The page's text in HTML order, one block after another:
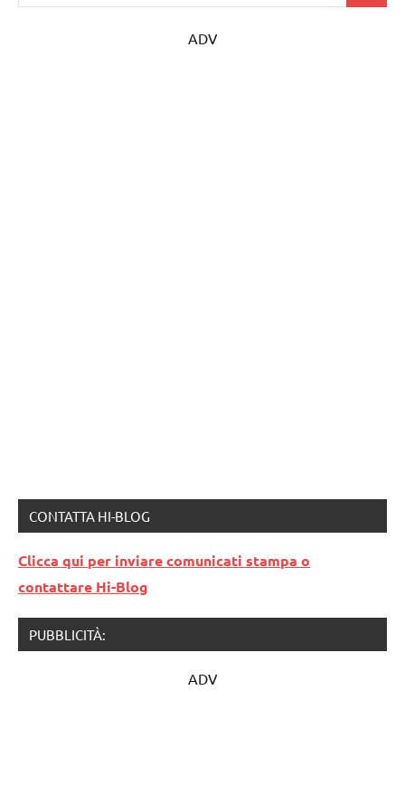
ADV
CONTATTA HI-BLOG
Clicca qui per inviare comunicati stampa o
contattare Hi-Blog
PUBBLICITÀ:
ADV